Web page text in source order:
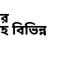
বিভিন্ন